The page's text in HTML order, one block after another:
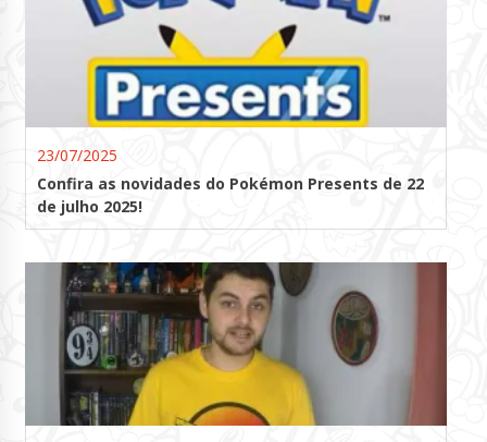
23/07/2025
Confira as novidades do Pokémon Presents de 22
de julho 2025!